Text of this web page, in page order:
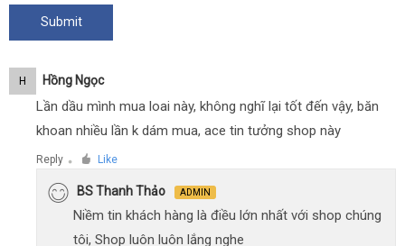
H Hồng Ngọc
Lần dầu mình mua loai này, không nghĩ lại tốt đến vậy, băn
khoan nhiều lần k dám mua, ace tin tưởng shop này
Reply ● Like
BS Thanh Thảo ADMIN
Niềm tin khách hàng là điều lớn nhất với shop chúng
tôi, Shop luôn luôn lắng nghe